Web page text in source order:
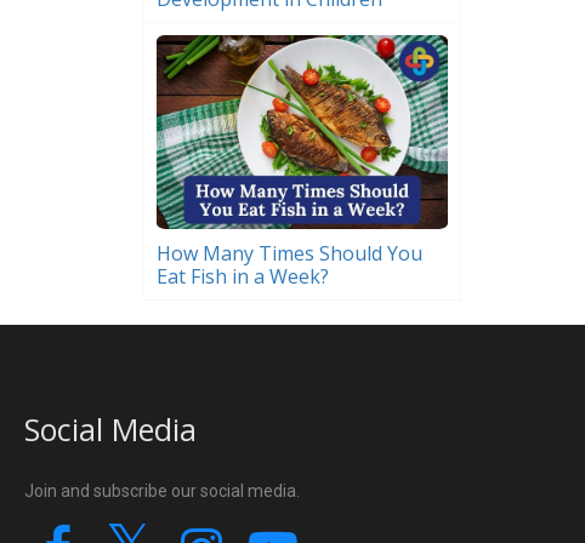
How Many Times Should You
Eat Fish in a Week?
Social Media
Join and subscribe our social media.